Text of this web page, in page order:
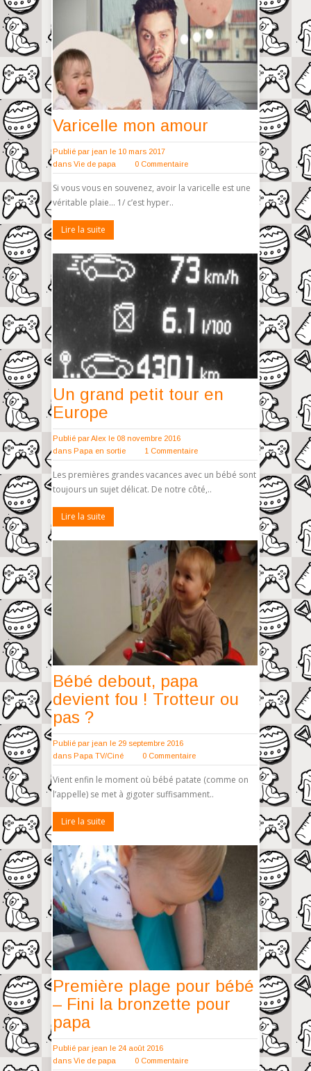
Varicelle mon amour
Publié par jean le 10 mars 2017
dans Vie de papa 0 Commentaire
Si vous vous en souvenez, avoir la varicelle est une
véritable plaie… 1/ c’est hyper..
Lire la suite
Un grand petit tour en
Europe
Publié parAlex le 08 novembre 2016
dans Papa en sortie 1 Commentaire
Les premières grandes vacances avec un bébé sont
toujours un sujet délicat. De notre côté,..
Lire la suite
Bébé debout, papa
devient fou ! Trotteur ou
pas ?
Publié par jean le 29 septembre 2016
dans Papa TV/Ciné 0 Commentaire
Vient enfin le moment où bébé patate (comme on
l’appelle) se met à gigoter suffisamment..
Lire la suite
Première plage pour bébé
– Fini la bronzette pour
papa
Publié par jean le 24 août 2016
dans Vie de papa 0 Commentaire